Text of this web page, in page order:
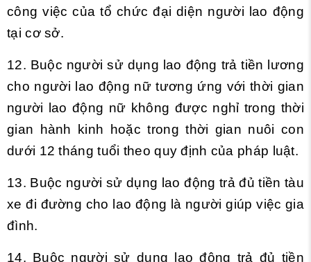
công việc của tổ chức đại diện người lao động
tại cơ sở.
12. Buộc người sử dụng lao động trả tiền lương
cho người lao động nữ tương ứng với thời gian
người lao động nữ không được nghỉ trong thời
gian hành kinh hoặc trong thời gian nuôi con
dưới 12 tháng tuổi theo quy định của pháp luật.
13. Buộc người sử dụng lao động trả đủ tiền tàu
xe đi đường cho lao động là người giúp việc gia
đình.
14. Buộc người sử dụng lao động trả đủ tiền